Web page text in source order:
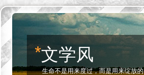
*文学风
生命不是用来度过，而是用来绽放的